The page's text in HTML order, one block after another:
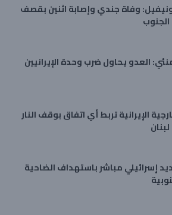
وفاة جندي وإصابة اثنين بقصف
العدو يحاول ضرب وحدة الإيرانيين
الإيرانية تربط أي اتفاق بوقف النار
إسرائيلي مباشر باستهداف الضاحية